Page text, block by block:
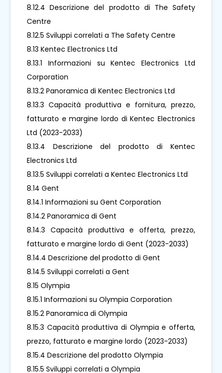
8.12.4 Descrizione del prodotto di The Safety
Centre
8.12.5 Sviluppi correlati a The Safety Centre
8.13 Kentec Electronics Ltd
8.13.1 Informazioni su Kentec Electronics Ltd
Corporation
8.13.2 Panoramica di Kentec Electronics Ltd
8.13.3 Capacità produttiva e fornitura, prezzo,
fatturato e margine lordo di Kentec Electronics
Ltd (2023-2033)
8.13.4 Descrizione del prodotto di Kentec
Electronics Ltd
8.13.5 Sviluppi correlati a Kentec Electronics Ltd
8.14 Gent
8.14.1 Informazioni su Gent Corporation
8.14.2 Panoramica di Gent
8.14.3 Capacità produttiva e offerta, prezzo,
fatturato e margine lordo di Gent (2023-2033)
8.14.4 Descrizione del prodotto di Gent
8.14.5 Sviluppi correlati a Gent
8.15 Olympia
8.15.1 Informazioni su Olympia Corporation
8.15.2 Panoramica di Olympia
8.15.3 Capacità produttiva di Olympia e offerta,
prezzo, fatturato e margine lordo (2023-2033)
8.15.4 Descrizione del prodotto Olympia
8.15.5 Sviluppi correlati a Olympia